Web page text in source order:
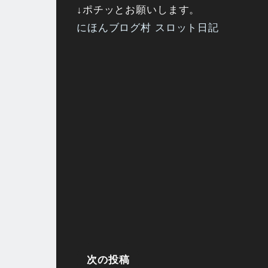
↓ポチッとお願いします。
にほんブログ村 スロット日記
次の投稿